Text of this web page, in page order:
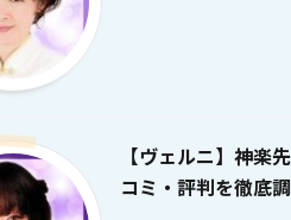
【ヴェルニ】神楽
コミ・評判を徹底